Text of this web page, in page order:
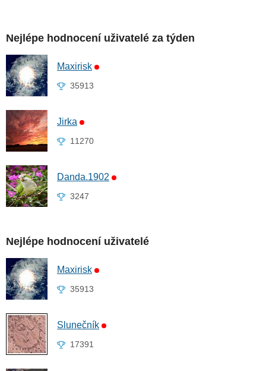
Nejlépe hodnocení uživatelé za týden
Maxirisk
35913
Jirka
11270
Danda.1902
3247
Nejlépe hodnocení uživatelé
Maxirisk
35913
Slunečník
17391